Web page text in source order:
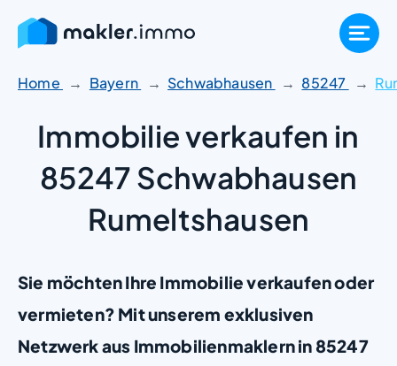
Zum
Inhalt
springen
Home Bayern Schwabhausen 85247
Immobilie verkaufen in
85247 Schwabhausen
Rumeltshausen
Sie möchten Ihre Immobilie verkaufen oder
vermieten? Mit unserem exklusiven
Netzwerk aus Immobilienmaklern in 85247